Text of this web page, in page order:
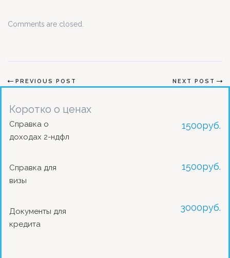
Comments are closed.
PREVIOUS POST NEXT POST
Коротко о ценах
Справка о
доходах 2-ндфл
Справка для
визы
Документы для
кредита
1500руб.
1500руб.
3000руб.